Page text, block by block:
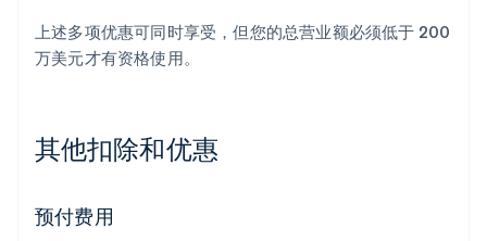
上述多项优惠可同时享受，但您的总营业额必须低于 200
万美元才有资格使用。
其他扣除和优惠
预付费用